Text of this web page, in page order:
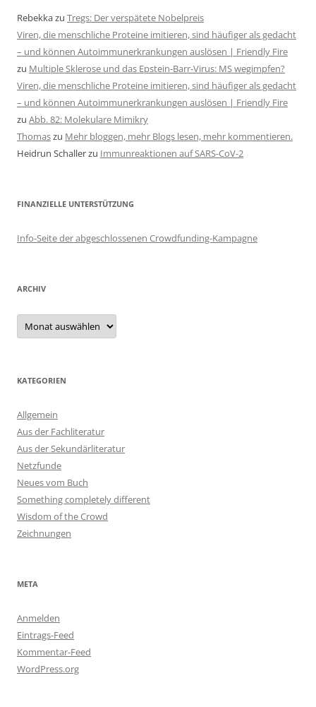
Rebekkazu Tregs: Der verspätete Nobelpreis
Viren, die menschliche Proteine imitieren, sind häufiger als gedacht
– und können Autoimmunerkrankungen auslösen | Friendly Fire
zu Multiple Sklerose und das Epstein-Barr-Virus: MS wegimpfen?
Viren, die menschliche Proteine imitieren, sind häufiger als gedacht
– und können Autoimmunerkrankungen auslösen | Friendly Fire
zu Abb. 82: Molekulare Mimikry
Thomaszu Mehr bloggen, mehr Blogs lesen, mehr kommentieren.
Heidrun Schallerzu Immunreaktionen auf SARS-CoV-2
FINANZIELLE UNTERSTÜTZUNG
Info-Seite der abgeschlossenen Crowdfunding-Kampagne
ARCHIV
Archiv
KATEGORIEN
Allgemein
Aus der Fachliteratur
Aus der Sekundärliteratur
Netzfunde
Neues vom Buch
Something completely different
Wisdom of the Crowd
Zeichnungen
META
Anmelden
Eintrags-Feed
Kommentar-Feed
WordPress.org